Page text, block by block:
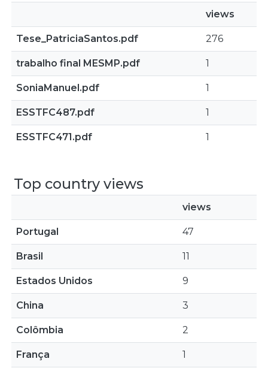
views
Tese_PatriciaSantos.pdf 276
trabalho final MESMP.pdf 1
SoniaManuel.pdf 1
ESSTFC487.pdf 1
ESSTFC471.pdf 1
Top country views
views
Portugal 47
Brasil 11
Estados Unidos 9
China 3
Colômbia 2
França 1